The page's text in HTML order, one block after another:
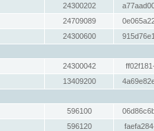
24300202
24709089
24300600
24300042
13409200
596100
596120